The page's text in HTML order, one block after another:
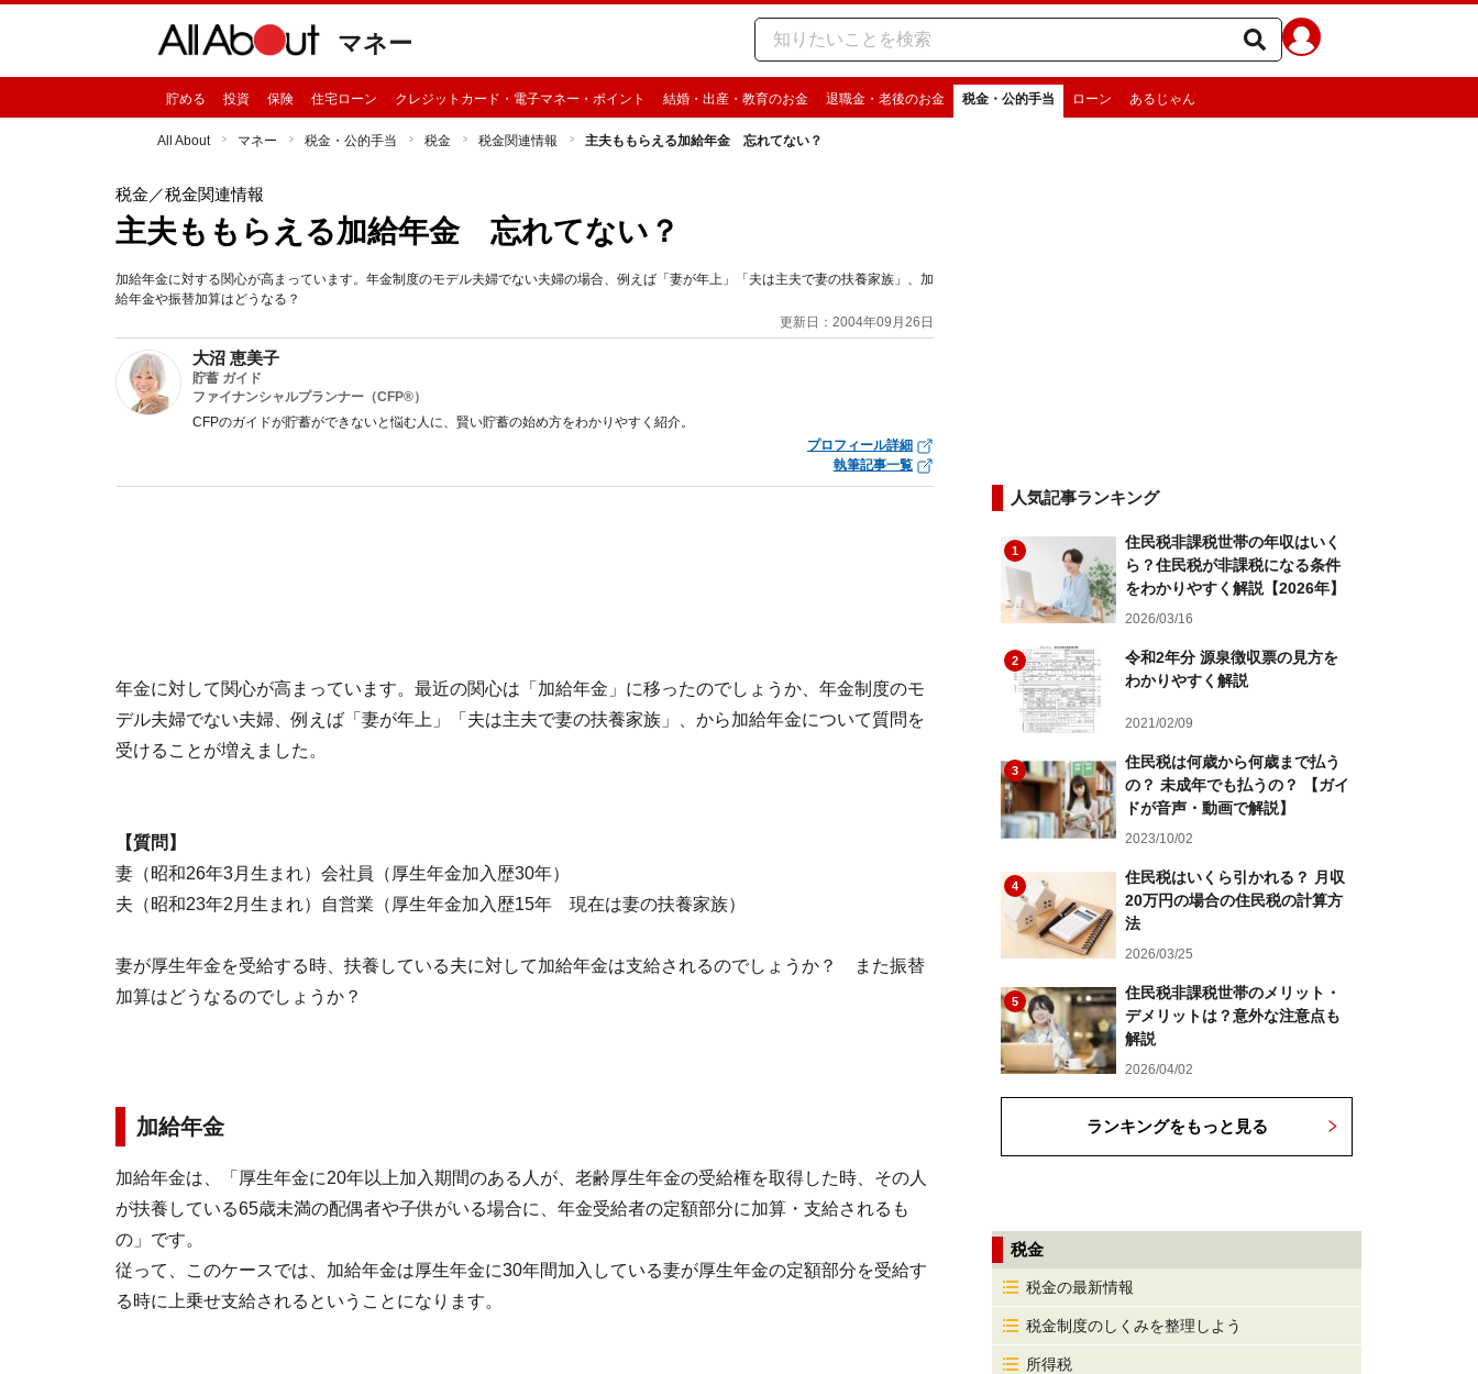
マネー
貯める 投資 保険 住宅ローン クレジットカード・電子マネー・ポイント 結婚・出産・教育のお金 退職金・老後のお金 税金・公的手当 ローン あるじゃん
All About マネー 税金・公的手当 税金 税金関連情報 主夫ももらえる加給年金 忘れてない？
税金 ／税金関連情報
主夫ももらえる加給年金 忘れてない？
加給年金に対する関心が高まっています。年金制度のモデル夫婦でない夫婦の場合、例えば「妻が年上」「夫は主夫で妻の扶養家族」、加
給年金や振替加算はどうなる？
更新日：2004年09月26日
大沼 恵美子
貯蓄 ガイド
ファイナンシャルプランナー（CFP®）
CFPのガイドが貯蓄ができないと悩む人に、賢い貯蓄の始め方をわかりやすく紹介。
プロフィール詳細
執筆記事一覧
年金に対して関心が高まっています。最近の関心は「加給年金」に移ったのでしょうか、年金制度のモ
デル夫婦でない夫婦、例えば「妻が年上」「夫は主夫で妻の扶養家族」、から加給年金について質問を
受けることが増えました。
【質問】
妻（昭和26年3月生まれ）会社員（厚生年金加入歴30年）
夫（昭和23年2月生まれ）自営業（厚生年金加入歴15年 現在は妻の扶養家族）
妻が厚生年金を受給する時、扶養している夫に対して加給年金は支給されるのでしょうか？ また振替
加算はどうなるのでしょうか？
加給年金
加給年金は、「厚生年金に20年以上加入期間のある人が、老齢厚生年金の受給権を取得した時、その人
が扶養している65歳未満の配偶者や子供がいる場合に、年金受給者の定額部分に加算・支給されるも
の」です。
従って、このケースでは、加給年金は厚生年金に30年間加入している妻が厚生年金の定額部分を受給す
る時に上乗せ支給されるということになります。
人気記事ランキング
1
住民税非課税世帯の年収はいく
ら？住民税が非課税になる条件
をわかりやすく解説【2026年】
2026/03/16
2
令和2年分 源泉徴収票の見方を
わかりやすく解説
2021/02/09
3
住民税は何歳から何歳まで払う
の？ 未成年でも払うの？ 【ガイ
ドが音声・動画で解説】
2023/10/02
4
住民税はいくら引かれる？ 月収
20万円の場合の住民税の計算方
法
2026/03/25
5
住民税非課税世帯のメリット・
デメリットは？意外な注意点も
解説
2026/04/02
ランキングをもっと見る
税金
税金の最新情報
税金制度のしくみを整理しよう
所得税